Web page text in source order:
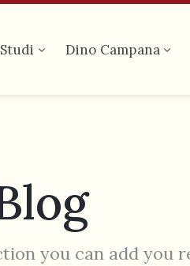
Dino Campana
you can add you